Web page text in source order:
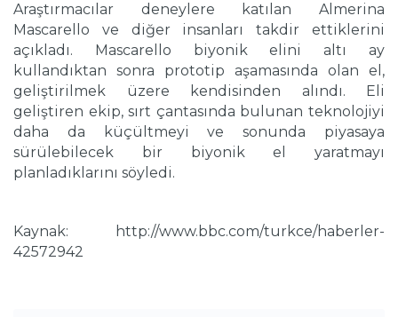
Araştırmacılar deneylere katılan Almerina
Mascarello ve diğer insanları takdir ettiklerini
açıkladı. Mascarello biyonik elini altı ay
kullandıktan sonra prototip aşamasında olan el,
geliştirilmek üzere kendisinden alındı. Eli
geliştiren ekip, sırt çantasında bulunan teknolojiyi
daha da küçültmeyi ve sonunda piyasaya
sürülebilecek bir biyonik el yaratmayı
planladıklarını söyledi.
Kaynak: http://www.bbc.com/turkce/haberler-
42572942